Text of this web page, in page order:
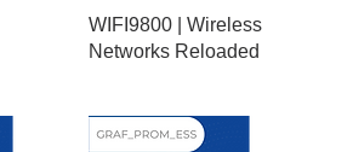
WIFI9800 | Wireless
Networks Reloaded